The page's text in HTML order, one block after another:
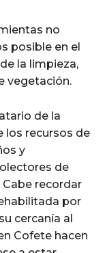
no
posible en el
la limpieza,
vegetación.
de la
los recursos de
y
de
Cabe recordar
por
cercanía al
Cofete hacen